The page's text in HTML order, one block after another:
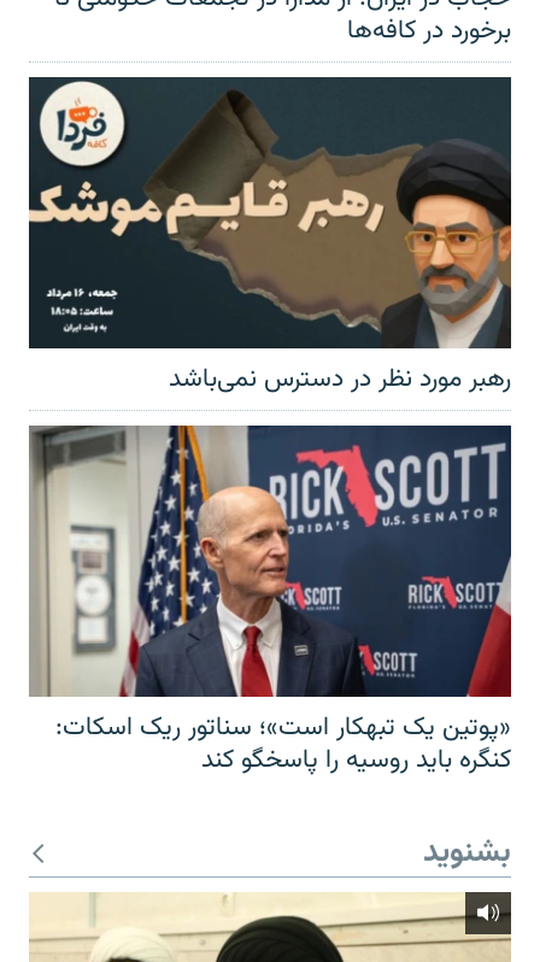
برخورد در کافه‌ها
رهبر مورد نظر در دسترس نمی‌باشد
«پوتین یک تبهکار است»؛ سناتور ریک اسکات:
کنگره باید روسیه را پاسخگو کند
بشنوید